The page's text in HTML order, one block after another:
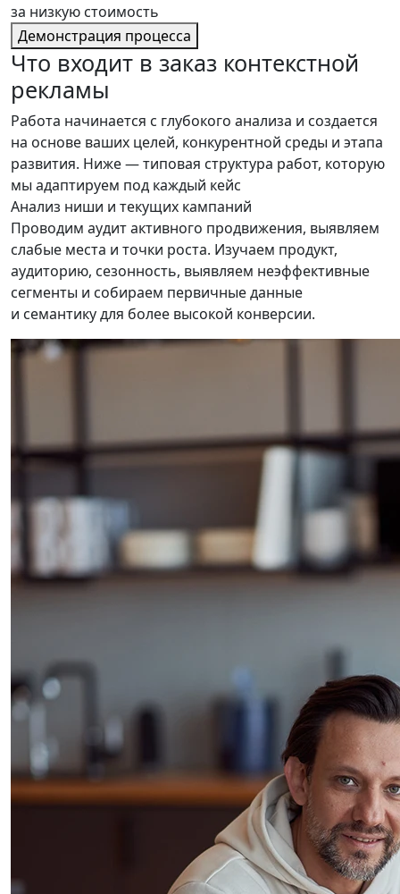
за низкую стоимость
Демонстрация процесса
Что входит в заказ контекстной
рекламы
Работа начинается с глубокого анализа и создается
на основе ваших целей, конкурентной среды и этапа
развития. Ниже — типовая структура работ, которую
мы адаптируем под каждый кейс
Анализ ниши и текущих кампаний
Проводим аудит активного продвижения, выявляем
слабые места и точки роста. Изучаем продукт,
аудиторию, сезонность, выявляем неэффективные
сегменты и собираем первичные данные
и семантику для более высокой конверсии.